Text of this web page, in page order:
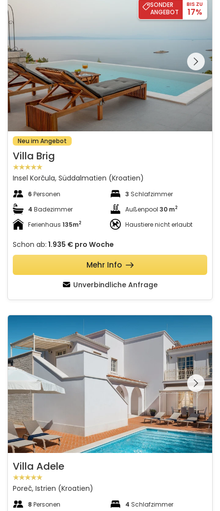
SONDER
ANGEBOT
BIS ZU
17%
gesamte Galerie
Neu im Angebot
Villa Brig
Insel Korčula, Süddalmatien (Kroatien)
6 Personen 3 Schlafzimmer
4 Badezimmer Außenpool 30 m2
Ferienhaus 135m2 Haustiere nicht erlaubt
Schon ab: 1.935 € pro Woche
Unverbindliche Anfrage
Mehr Info
Schauen Sie sich die
gesamte Galerie
Villa Adele
Poreč, Istrien (Kroatien)
8 Personen 4 Schlafzimmer